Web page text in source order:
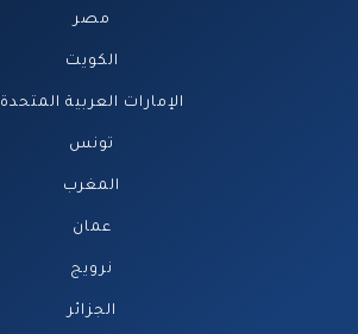
مصر
الكويت
الإمارات العربية المتحدة‎
تونس
المغرب
عمان
نرويج
الجزائر